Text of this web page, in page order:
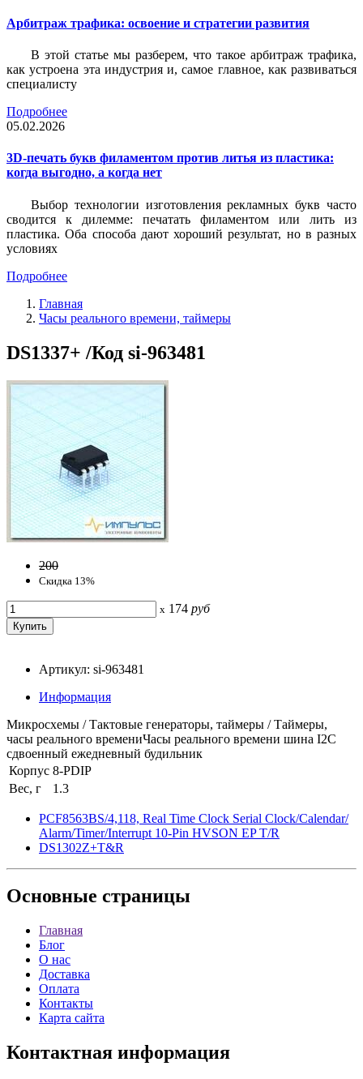
Арбитраж трафика: освоение и стратегии развития
В этой статье мы разберем, что такое арбитраж трафика,
как устроена эта индустрия и, самое главное, как развиваться
специалисту
Подробнее
05.02.2026
3D-печать букв филаментом против литья из пластика:
когда выгодно, а когда нет
Выбор технологии изготовления рекламных букв часто
сводится к дилемме: печатать филаментом или лить из
пластика. Оба способа дают хороший результат, но в разных
условиях
Подробнее
Главная
Часы реального времени, таймеры
DS1337+ /Код si-963481
200
Скидка 13%
x 174 руб
Артикул: si-963481
Информация
Микросхемы / Тактовые генераторы, таймеры / Таймеры,
часы реального времениЧасы реального времени шина I2C
сдвоенный ежедневный будильник
Корпус 8-PDIP
Вес, г
1.3
PCF8563BS/4,118, Real Time Clock Serial Clock/Calendar/
Alarm/Timer/Interrupt 10-Pin HVSON EP T/R
DS1302Z+T&R
Основные страницы
Главная
Блог
О нас
Доставка
Оплата
Контакты
Карта сайта
Контактная информация